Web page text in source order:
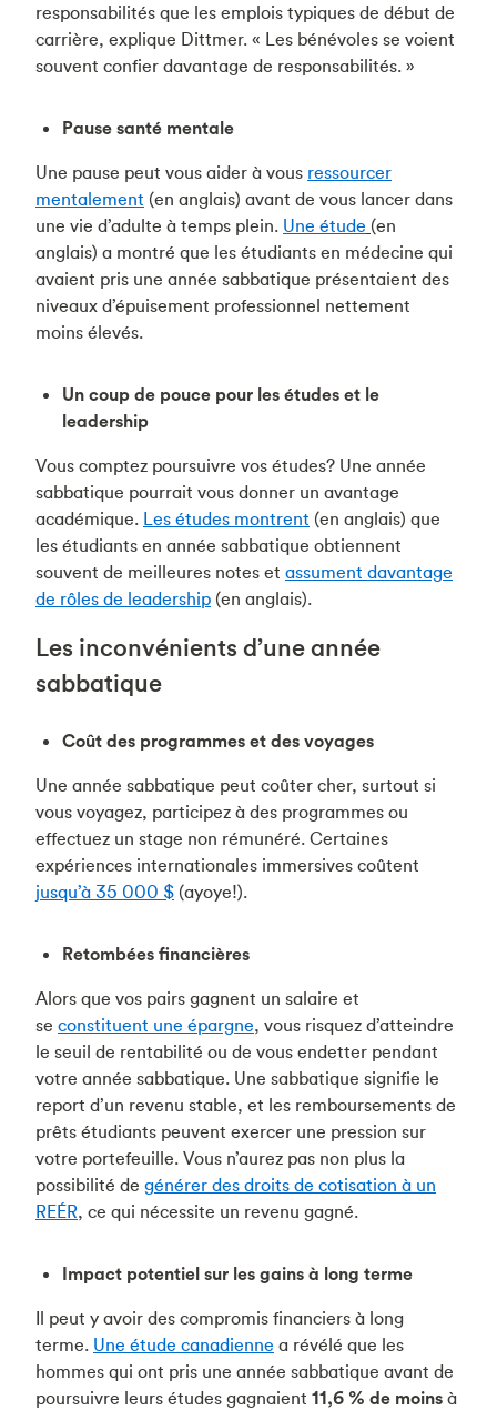
responsabilités que les emplois typiques de début de
carrière, explique Dittmer. « Les bénévoles se voient
souvent confier davantage de responsabilités. »
Pause santé mentale
Une pause peut vous aider à vous ressourcer
mentalement (en anglais) avant de vous lancer dans
une vie d’adulte à temps plein. Une étude (en
anglais) a montré que les étudiants en médecine qui
avaient pris une année sabbatique présentaient des
niveaux d’épuisement professionnel nettement
moins élevés.
Un coup de pouce pour les études et le
leadership
Vous comptez poursuivre vos études? Une année
sabbatique pourrait vous donner un avantage
académique. Les études montrent (en anglais) que
les étudiants en année sabbatique obtiennent
souvent de meilleures notes et assument davantage
de rôles de leadership (en anglais).
Les inconvénients d’une année
sabbatique
Coût des programmes et des voyages
Une année sabbatique peut coûter cher, surtout si
vous voyagez, participez à des programmes ou
effectuez un stage non rémunéré. Certaines
expériences internationales immersives coûtent
jusqu’à 35 000 $ (ayoye!).
Retombées financières
Alors que vos pairs gagnent un salaire et
se constituent une épargne, vous risquez d’atteindre
le seuil de rentabilité ou de vous endetter pendant
votre année sabbatique. Une sabbatique signifie le
report d’un revenu stable, et les remboursements de
prêts étudiants peuvent exercer une pression sur
votre portefeuille. Vous n’aurez pas non plus la
possibilité de générer des droits de cotisation à un
REÉR, ce qui nécessite un revenu gagné.
Impact potentiel sur les gains à long terme
Il peut y avoir des compromis financiers à long
terme. Une étude canadienne a révélé que les
hommes qui ont pris une année sabbatique avant de
poursuivre leurs études gagnaient 11,6 % de moins à